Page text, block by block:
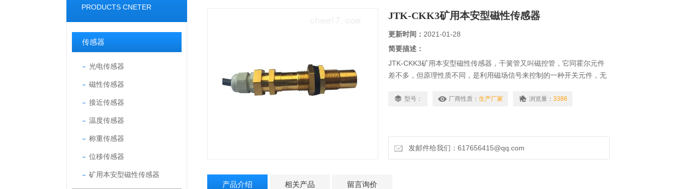
PRODUCTS CNETER
传感器
光电传感器
磁性传感器
接近传感器
温度传感器
称重传感器
位移传感器
矿用本安型磁性传感器
JTK-CKK3矿用本安型磁性传感器
更新时间： 2021-01-28
简要描述：
JTK-CKK3矿用本安型磁性传感器，干簧管又叫磁控管，它同霍尔元件
差不多，但原理性质不同，是利用磁场信号来控制的一种开关元件，无
型号： 厂商性质： 生产厂家 浏览量： 3386
发邮件给我们：617656415@qq.com
产品介绍 相关产品 留言询价